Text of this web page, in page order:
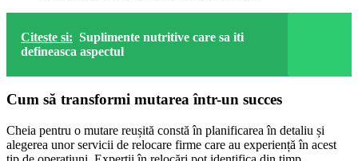
Citeste si: Suplimente nutritive care sa iti
defineasca aspectul
Cum să transformi mutarea într-un succes
Cheia pentru o mutare reușită constă în planificarea în detaliu și
alegerea unor servicii de relocare firme care au experiență în acest